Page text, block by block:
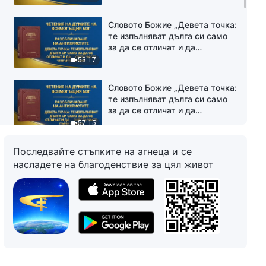
на Божия дом и дори предават
тези интереси, като ги
разменят за лична слава (пета
53:17
Словото Божие „Девета точка:
те изпълняват дълга си само
за да се отличат и да
на Божия дом и дори предават
тези интереси, като ги
разменят за лична слава (пета
57:15
Словото Божие „Девета точка:
те изпълняват дълга си само
за да се отличат и да
на Божия дом и дори предават
тези интереси, като ги
разменят за лична слава
(шеста част)“ Първи сегмент
1:03:02
Словото Божие „Девета точка:
те изпълняват дълга си само
за да се отличат и да
задоволят собствените си
интереси и амбиции; никога не
се съобразяват с интересите
на Божия дом и дори предават
тези интереси, като ги
Словото Божие „Девета точка:
те изпълняват дълга си само
за да се отличат и да
Последвайте стъпките на агнеца и се
насладете на благоденствие за цял живот